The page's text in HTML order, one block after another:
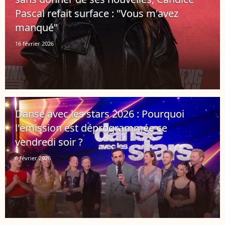
Pascal refait surface : "Vous m'avez
manqué"
16 février 2026
Danse avec les stars 2026 : Pourquoi
l'émission est déprogrammée ce
vendredi soir ?
6 février 2026